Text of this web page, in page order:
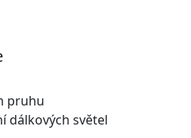
pruhu
dálkových světel